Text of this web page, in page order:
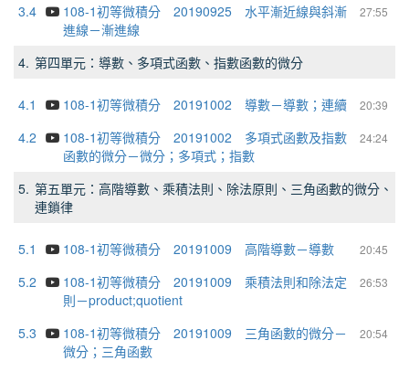
3.4
27:55
108-1初等微積分 20190925 水平漸近線與斜漸
進線－漸進線
4. 第四單元：導數、多項式函數、指數函數的微分
4.1 20:39
108-1初等微積分 20191002 導數－導數；連續
4.2
24:24
108-1初等微積分 20191002 多項式函數及指數
函數的微分－微分；多項式；指數
5. 第五單元：高階導數、乘積法則、除法原則、三角函數的微分、
連鎖律
5.1 20:45
108-1初等微積分 20191009 高階導數－導數
5.2
26:53
108-1初等微積分 20191009 乘積法則和除法定
則－product;quotient
5.3
20:54
108-1初等微積分 20191009 三角函數的微分－
微分；三角函數